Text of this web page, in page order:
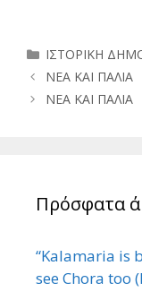
Κατηγορίες
ΙΣΤΟΡΙΚΗ
ΝΕΑ ΚΑΙ ΠΑΛΙΑ
ΝΕΑ ΚΑΙ ΠΑΛΙΑ
Πρόσφατα
“Kalamaria is
see Chora too